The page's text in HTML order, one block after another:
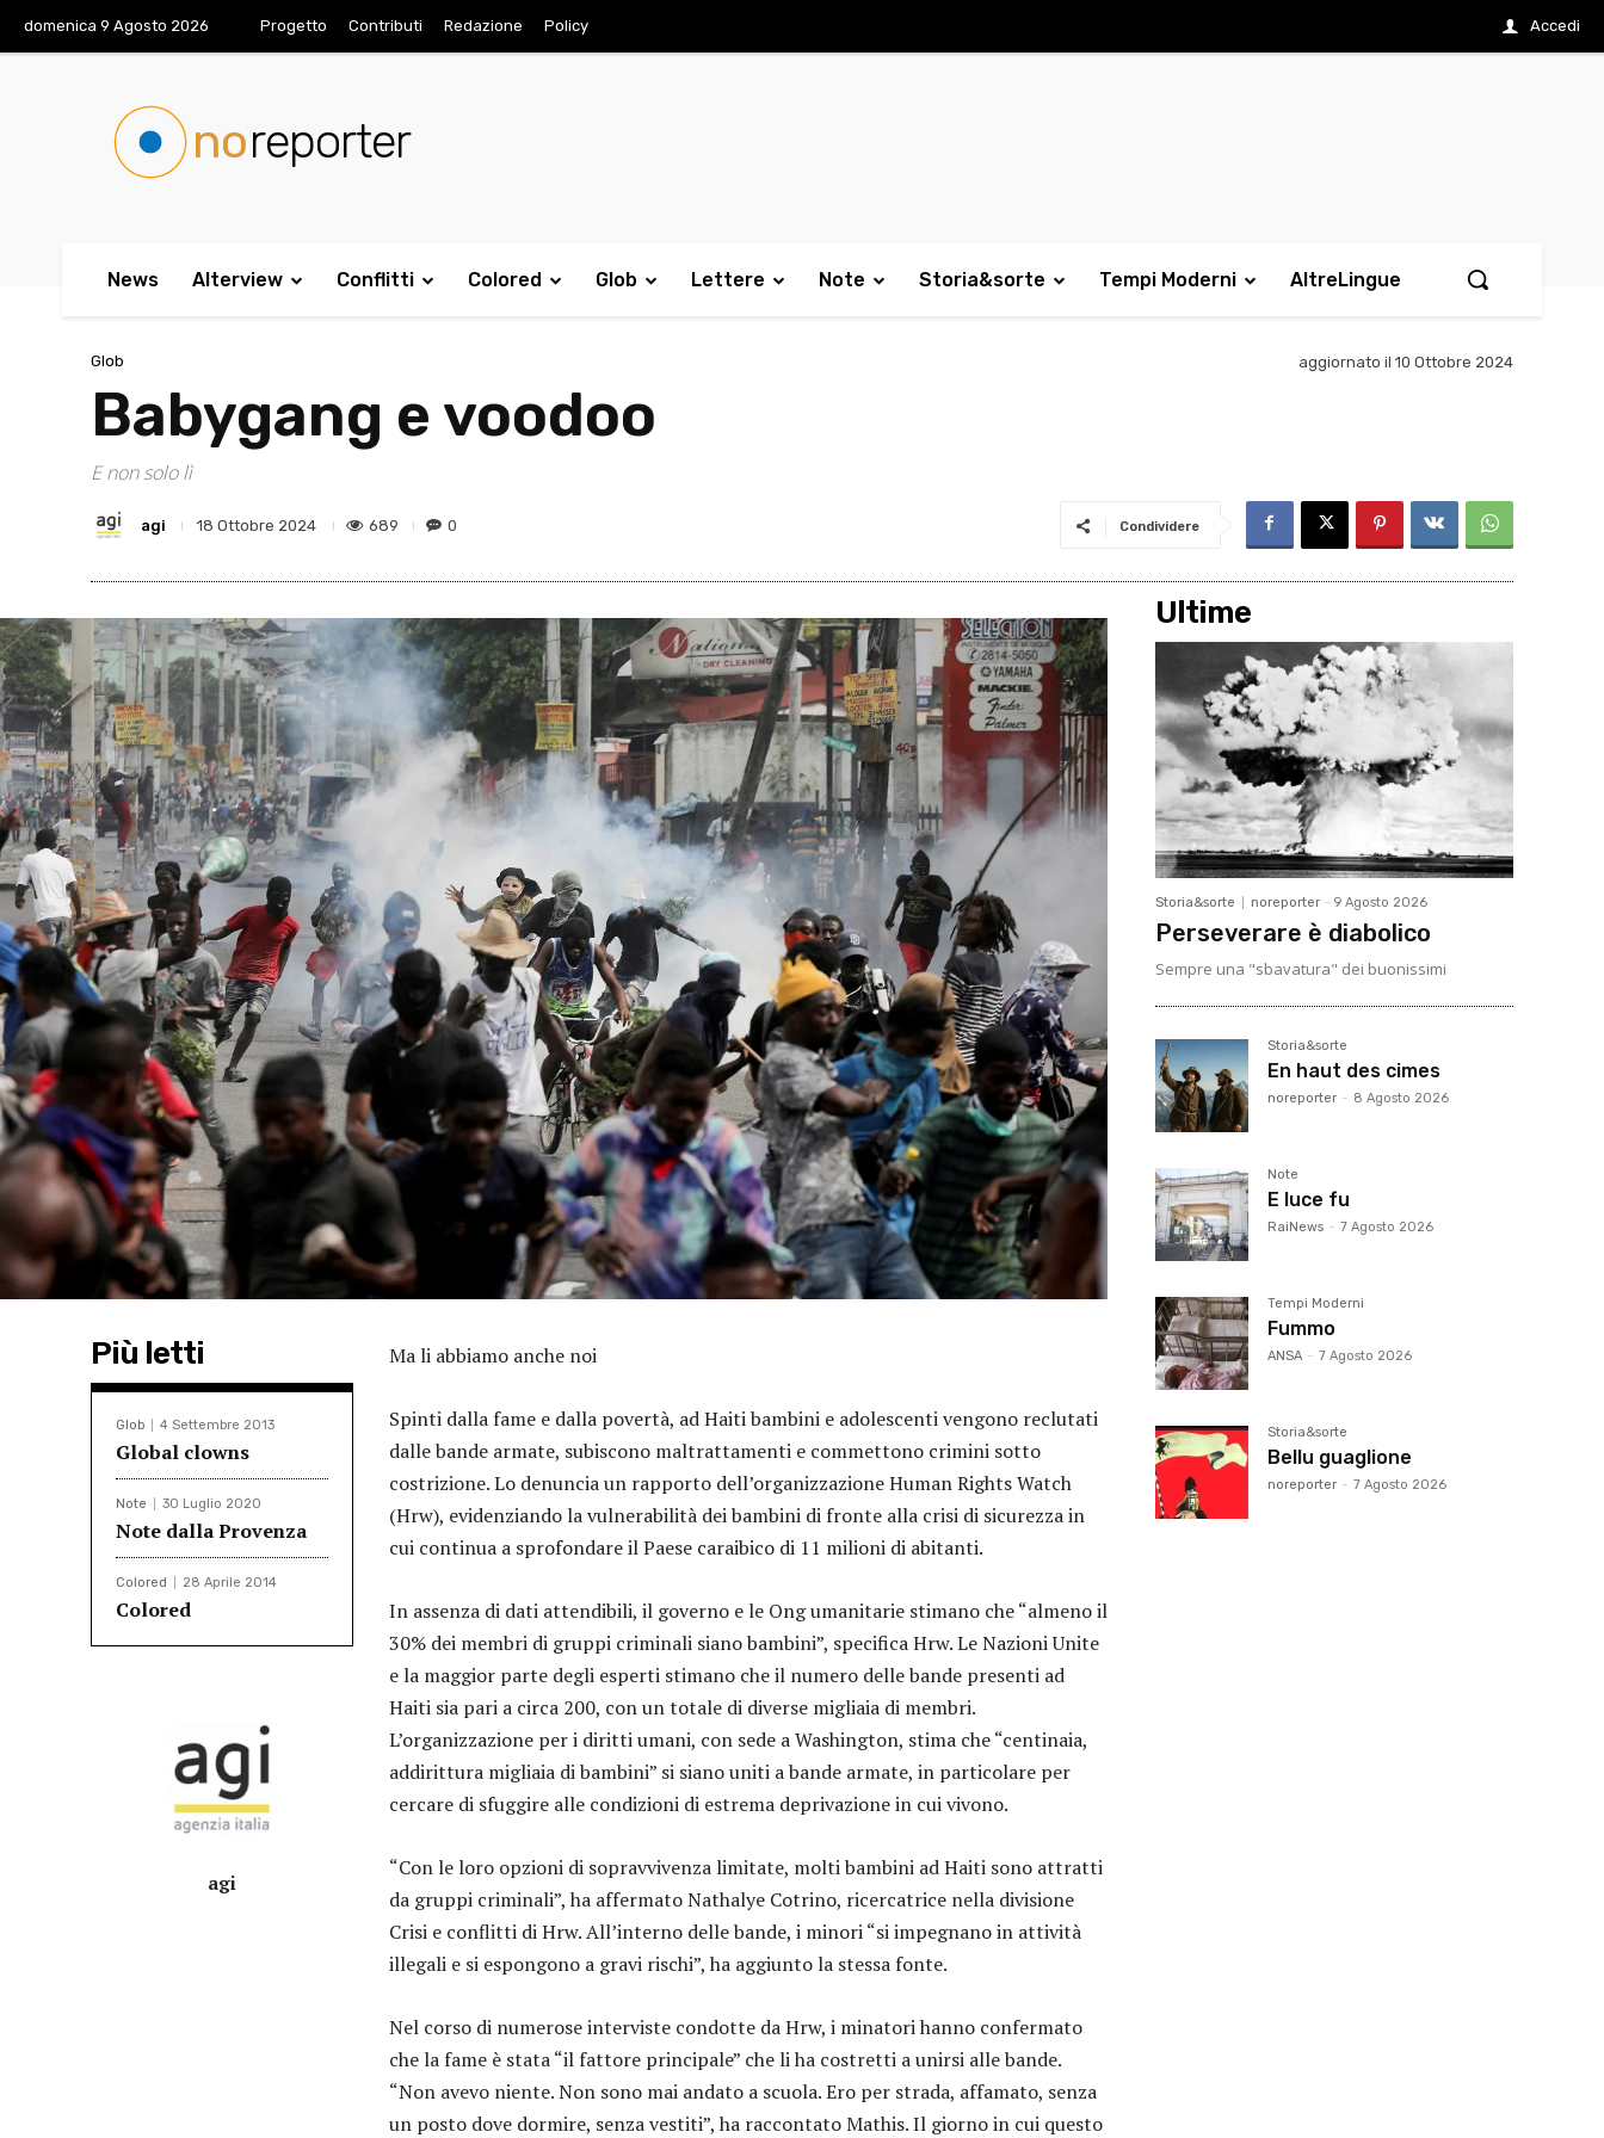
domenica 9 Agosto 2026 Progetto Contributi Redazione Policy Accedi
noreporter
News Alterview Conflitti Colored Glob Lettere Note Storia&sorte Tempi Moderni AltreLingue
Glob aggiornato il 10 Ottobre 2024
Babygang e voodoo
E non solo lì
agi 18 Ottobre 2024 689 0 Condividere
Più letti
Glob 4 Settembre 2013
Global clowns
Note 30 Luglio 2020
Note dalla Provenza
Colored 28 Aprile 2014
Colored
agi
Ma li abbiamo anche noi
Spinti dalla fame e dalla povertà, ad Haiti bambini e adolescenti vengono reclutati
dalle bande armate, subiscono maltrattamenti e commettono crimini sotto
costrizione. Lo denuncia un rapporto dell’organizzazione Human Rights Watch
(Hrw), evidenziando la vulnerabilità dei bambini di fronte alla crisi di sicurezza in
cui continua a sprofondare il Paese caraibico di 11 milioni di abitanti.
In assenza di dati attendibili, il governo e le Ong umanitarie stimano che “almeno il
30% dei membri di gruppi criminali siano bambini”, specifica Hrw. Le Nazioni Unite
e la maggior parte degli esperti stimano che il numero delle bande presenti ad
Haiti sia pari a circa 200, con un totale di diverse migliaia di membri.
L’organizzazione per i diritti umani, con sede a Washington, stima che “centinaia,
addirittura migliaia di bambini” si siano uniti a bande armate, in particolare per
cercare di sfuggire alle condizioni di estrema deprivazione in cui vivono.
“Con le loro opzioni di sopravvivenza limitate, molti bambini ad Haiti sono attratti
da gruppi criminali”, ha affermato Nathalye Cotrino, ricercatrice nella divisione
Crisi e conflitti di Hrw. All’interno delle bande, i minori “si impegnano in attività
illegali e si espongono a gravi rischi”, ha aggiunto la stessa fonte.
Nel corso di numerose interviste condotte da Hrw, i minatori hanno confermato
che la fame è stata “il fattore principale” che li ha costretti a unirsi alle bande.
“Non avevo niente. Non sono mai andato a scuola. Ero per strada, affamato, senza
un posto dove dormire, senza vestiti”, ha raccontato Mathis. Il giorno in cui questo
Ultime
Storia&sorte noreporter - 9 Agosto 2026
Perseverare è diabolico
Sempre una "sbavatura" dei buonissimi
Storia&sorte
En haut des cimes
noreporter - 8 Agosto 2026
Note
E luce fu
RaiNews - 7 Agosto 2026
Tempi Moderni
Fummo
ANSA - 7 Agosto 2026
Storia&sorte
Bellu guaglione
noreporter - 7 Agosto 2026